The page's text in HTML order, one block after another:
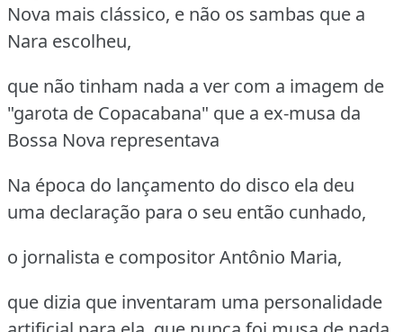
Nova mais clássico, e não os sambas que a
Nara escolheu,
que não tinham nada a ver com a imagem de
"garota de Copacabana" que a ex-musa da
Bossa Nova representava
Na época do lançamento do disco ela deu
uma declaração para o seu então cunhado,
o jornalista e compositor Antônio Maria,
que dizia que inventaram uma personalidade